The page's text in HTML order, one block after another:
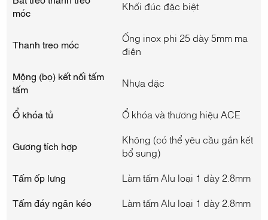
móc
Khối đúc đặc biệt
Thanh treo móc
Ống inox phi 25 dày 5mm mạ
điện
Mộng (bọ) kết nối tấm
tấm
Nhựa đặc
Ổ khóa tủ Ổ khóa và thương hiệu ACE
Gương tích hợp
Không (có thể yêu cầu gắn kết
bổ sung)
Tấm ốp lưng
Làm tấm Alu loại 1 dày 2.8mm
Tấm đáy ngăn kéo
Làm tấm Alu loại 1 dày 2.8mm